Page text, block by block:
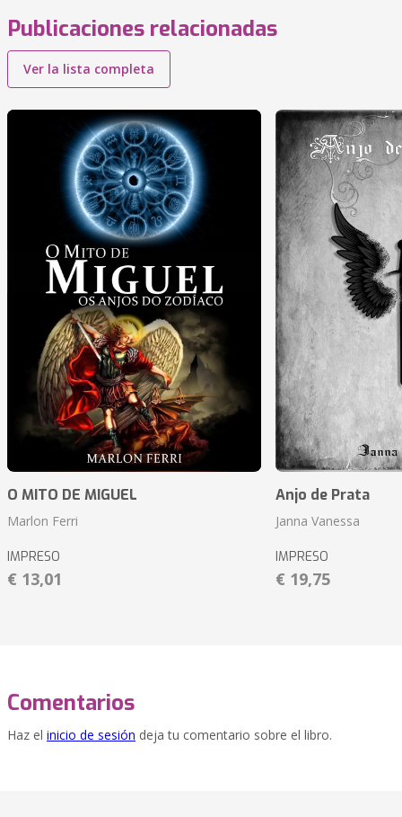
Publicaciones relacionadas
Ver la lista completa
O MITO DE MIGUEL
Marlon Ferri
IMPRESO
€ 13,01
Anjo de Prata
Janna Vanessa
IMPRESO
€ 19,75
Comentarios
Haz el inicio de sesión deja tu comentario sobre el libro.